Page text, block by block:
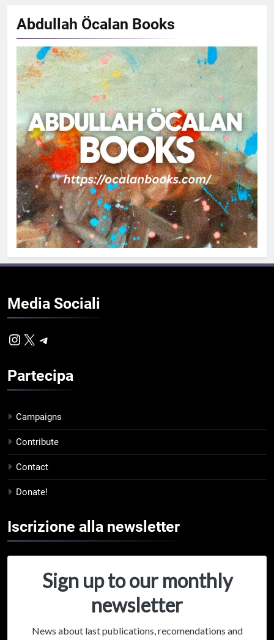
Abdullah Öcalan Books
Media Sociali
Instagram
Partecipa
Campaigns
Contribute
Contact
Donate!
Iscrizione alla newsletter
Sign up to our monthly
newsletter
News about last publications, recomendations and